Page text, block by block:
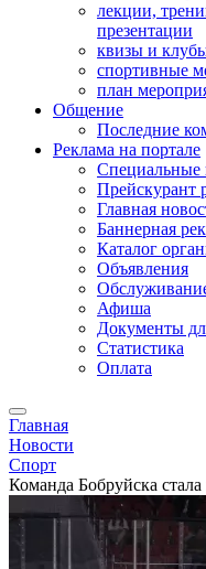
лекции,
презентации
квизы и
спортивные
план
Общение
Последние
Реклама на портале
Специальные
Прейскурант
Главная
Баннерная
Каталог
Объявления
Афиша
Документы
Статистика
Оплата
Главная
Новости
Спорт
Команда Бобруйска стала